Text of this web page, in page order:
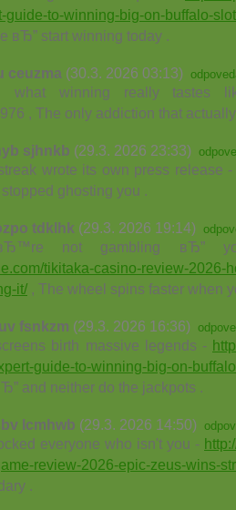
guide-to-winning-big-on-buffalo-
вЂ” start winning today .
ceuzma (30.3. 2026 03:13)
what winning really tastes
, The only addiction that
sjhnkb (29.3. 2026 23:33)
wrote its own press release
ghosting you .
tdklhk (29.3. 2026 19:14)
not gambling вЂ”
tikitaka-casino-review-2026-
it/ , The wheel spins faster when
fsnkzm (29.3. 2026 16:36)
birth massive legends -
guide-to-winning-big-on-
and neither do the jackpots .
lcmhwb (29.3. 2026 14:50)
everyone who isn't you -
review-2026-epic-zeus-wins-
.